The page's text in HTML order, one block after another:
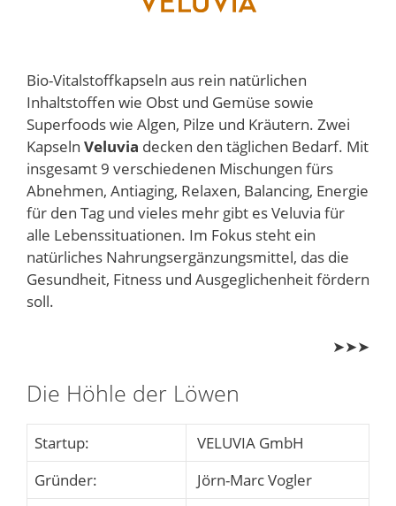
Bio-Vitalstoffkapseln aus rein natürlichen
Inhaltstoffen wie Obst und Gemüse sowie
Superfoods wie Algen, Pilze und Kräutern. Zwei
Kapseln Veluvia decken den täglichen Bedarf. Mit
insgesamt 9 verschiedenen Mischungen fürs
Abnehmen, Antiaging, Relaxen, Balancing, Energie
für den Tag und vieles mehr gibt es Veluvia für
alle Lebenssituationen. Im Fokus steht ein
natürliches Nahrungsergänzungsmittel, das die
Gesundheit, Fitness und Ausgeglichenheit fördern
soll.
➤➤➤
Die Höhle der Löwen
Startup:
VELUVIA GmbH
Gründer:
Jörn-Marc Vogler